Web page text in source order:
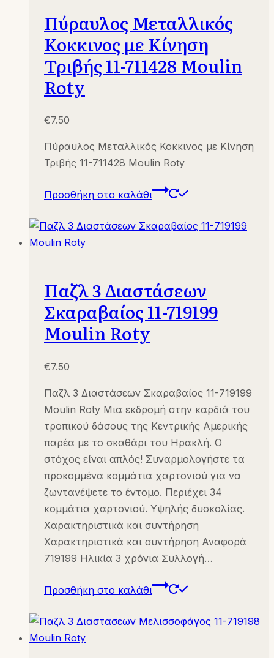
Πύραυλος Μεταλλικός
Κοκκινος με Κίνηση
Τριβής 11-711428 Moulin
Roty
€7.50
Πύραυλος Μεταλλικός Κοκκινος με Κίνηση
Τριβής 11-711428 Moulin Roty
Προσθήκη στο καλάθι
Παζλ 3 Διαστάσεων
Σκαραβαίος 11-719199
Moulin Roty
€7.50
Παζλ 3 Διαστάσεων Σκαραβαίος 11-719199
Moulin Roty Μια εκδρομή στην καρδιά του
τροπικού δάσους της Κεντρικής Αμερικής
παρέα με το σκαθάρι του Ηρακλή. Ο
στόχος είναι απλός! Συναρμολογήστε τα
προκομμένα κομμάτια χαρτονιού για να
ζωντανέψετε το έντομο. Περιέχει 34
κομμάτια χαρτονιού. Υψηλής δυσκολίας.
Χαρακτηριστικά και συντήρηση
Χαρακτηριστικά και συντήρηση Αναφορά
719199 Ηλικία 3 χρόνια Συλλογή…
Προσθήκη στο καλάθι